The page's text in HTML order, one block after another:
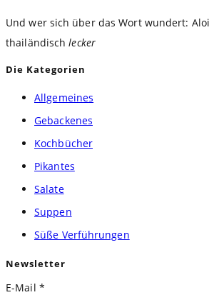
Und wer sich über das Wort wundert:
thailändischlecker
Die Kategorien
Allgemeines
Gebackenes
Kochbücher
Pikantes
Salate
Suppen
Süße Verführungen
Newsletter
E-Mail *